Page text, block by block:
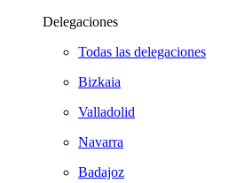
Delegaciones
Todas las delegaciones
Bizkaia
Valladolid
Navarra
Badajoz